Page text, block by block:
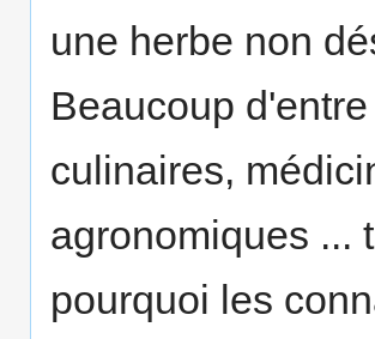
une herbe non
Beaucoup
culinaires,
agronomiques ...
pourquoi les